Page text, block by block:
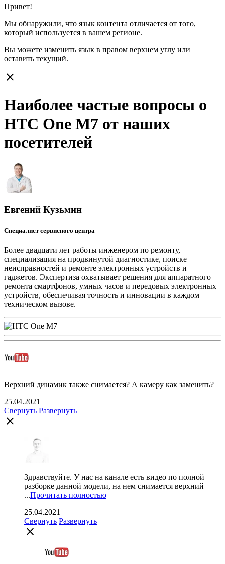
Привет!
Мы обнаружили, что язык контента отличается от того,
который используется в вашем регионе.
Вы можете изменить язык в правом верхнем углу или
оставить текущий.
close
Наиболее частые вопросы о
HTC One M7 от наших
посетителей
Евгений Кузьмин
Специалист сервисного центра
Более двадцати лет работы инженером по ремонту,
специализация на продвинутой диагностике, поиске
неисправностей и ремонте электронных устройств и
гаджетов. Экспертиза охватывает решения для аппаратного
ремонта смартфонов, умных часов и передовых электронных
устройств, обеспечивая точность и инновации в каждом
техническом вызове.
Верхний динамик также снимается? А камеру как заменить?
25.04.2021
Свернуть Развернуть
close
Здравствуйте. У нас на канале есть видео по полной
разборке данной модели, на нем снимается верхний
...Прочитать полностью
25.04.2021
Свернуть Развернуть
close